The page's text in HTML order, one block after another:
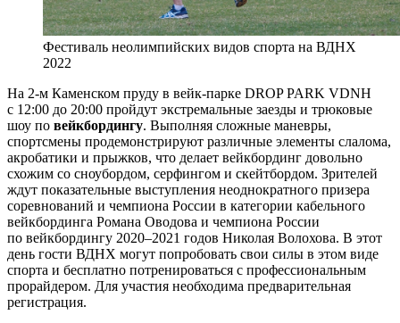
Фестиваль неолимпийских видов спорта на ВДНХ
2022
На 2-м Каменском пруду в вейк-парке DROP PARK VDNH
с 12:00 до 20:00 пройдут экстремальные заезды и трюковые
шоу по вейкбордингу. Выполняя сложные маневры,
спортсмены продемонстрируют различные элементы слалома,
акробатики и прыжков, что делает вейкбординг довольно
схожим со сноубордом, серфингом и скейтбордом. Зрителей
ждут показательные выступления неоднократного призера
соревнований и чемпиона России в категории кабельного
вейкбординга Романа Оводова и чемпиона России
по вейкбордингу 2020–2021 годов Николая Волохова. В этот
день гости ВДНХ могут попробовать свои силы в этом виде
спорта и бесплатно потренироваться с профессиональным
прорайдером. Для участия необходима предварительная
регистрация.